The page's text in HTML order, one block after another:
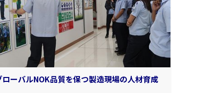
ローバルNOK品質を保つ製造現場の人材育成